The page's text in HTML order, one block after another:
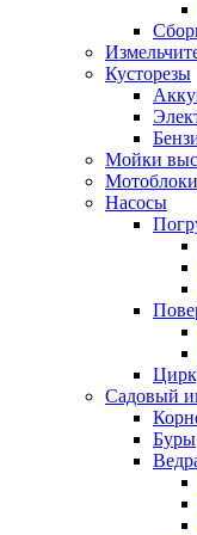
Кусторезы
Мойки
Мотоблоки
Насосы
Садовый
Буры